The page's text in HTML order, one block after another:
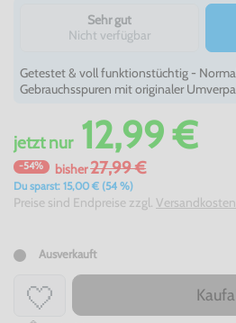
Sehr gut
Nicht verfügbar
Getestet & voll funktionstüchtig -
Gebrauchsspuren mit originaler
jetztnur12,99 €
-54% bisher27,99 €
Du sparst: 15,00 € (54 %)
Preise sind Endpreise zzgl. Versandkosten
Ausverkauft